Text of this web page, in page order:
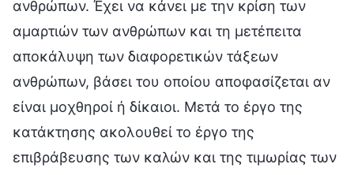
ανθρώπων. Έχει να κάνει με την κρίση των
αμαρτιών των ανθρώπων και τη μετέπειτα
αποκάλυψη των διαφορετικών τάξεων
ανθρώπων, βάσει του οποίου αποφασίζεται αν
είναι μοχθηροί ή δίκαιοι. Μετά το έργο της
κατάκτησης ακολουθεί το έργο της
επιβράβευσης των καλών και της τιμωρίας των